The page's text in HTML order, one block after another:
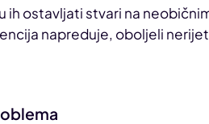
ostavljati stvari na
napreduje, oboljeli